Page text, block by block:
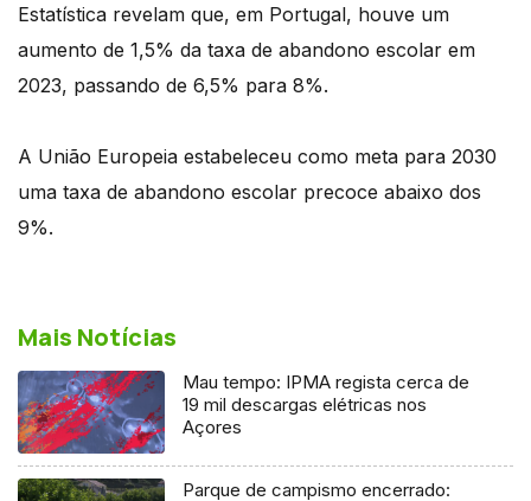
Estatística revelam que, em Portugal, houve um
aumento de 1,5% da taxa de abandono escolar em
2023, passando de 6,5% para 8%.
A União Europeia estabeleceu como meta para 2030
uma taxa de abandono escolar precoce abaixo dos
9%.
Mais Notícias
Mau tempo: IPMA regista cerca de
19 mil descargas elétricas nos
Açores
Parque de campismo encerrado: